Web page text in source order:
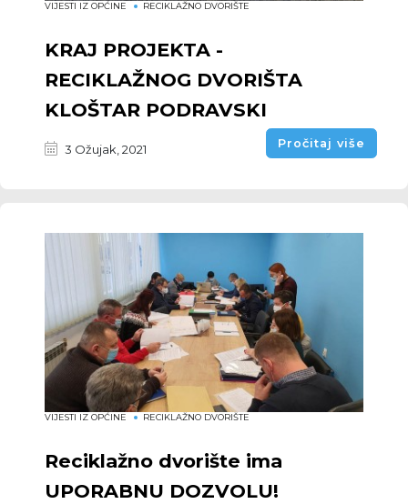
VIJESTI IZ OPĆINE RECIKLAŽNO DVORIŠTE
KRAJ PROJEKTA -
RECIKLAŽNOG DVORIŠTA
KLOŠTAR PODRAVSKI
3 Ožujak, 2021 Pročitaj više
VIJESTI IZ OPĆINE RECIKLAŽNO DVORIŠTE
Reciklažno dvorište ima
UPORABNU DOZVOLU!